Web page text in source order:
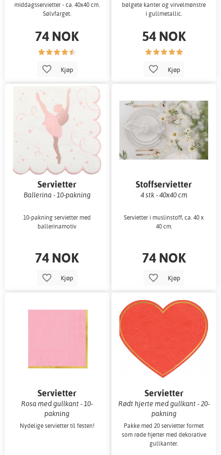
middagsservietter - ca. 40x40 cm.
Sølvfarget.
74 NOK
Kjøp
bølgete kanter og virvelmønstre
i gullmetallic.
54 NOK
Kjøp
Servietter
Ballerina - 10-pakning
10-pakning servietter med
ballerinamotiv
74 NOK
Kjøp
Stoffservietter
4 stk - 40x40 cm
Servietter i muslinstoff, ca. 40 x
40 cm.
74 NOK
Kjøp
Servietter
Rosa med gullkant - 10-
pakning
Nydelige servietter til festen!
Servietter
Rødt hjerte med gullkant - 20-
pakning
Pakke med 20 servietter formet
som røde hjerter med dekorative
gullkanter.